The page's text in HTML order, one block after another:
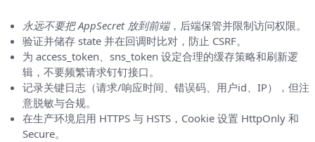
永远不要把 AppSecret 放到前端，后端保管并限制访问权限。
验证并储存 state 并在回调时比对，防止 CSRF。
为 access_token、sns_token 设定合理的缓存策略和刷新逻
辑，不要频繁请求钉钉接口。
记录关键日志（请求/响应时间、错误码、用户id、IP），但注
意脱敏与合规。
在生产环境启用 HTTPS 与 HSTS，Cookie 设置 HttpOnly 和
Secure。